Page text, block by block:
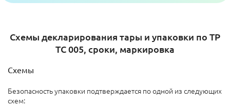
Схемы декларирования тары и упаковки по ТР
ТС 005, сроки, маркировка
Схемы
Безопасность упаковки подтверждается по одной из следующих
схем: